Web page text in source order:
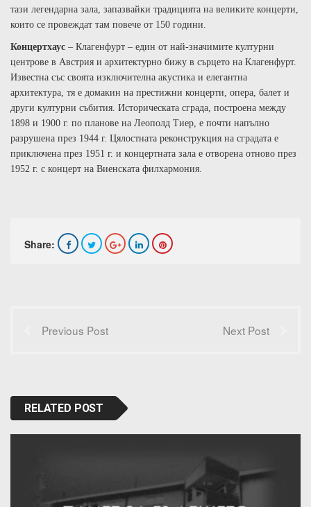
тази легендарна зала, запазвайки традицията на великите концерти,
които се провеждат там повече от 150 години.
Концертхаус – Клагенфурт – един от най-значимите културни
центрове в Австрия и архитектурно бижу в сърцето на Клагенфурт.
Известна със своята изключителна акустика и елегантна
архитектура, тя е домакин на престижни концерти , опера, балет и
други културни събития. Историческата сграда, построена между
1898 и 1900 г. по планове на Леополд Тиер, е почти напълно
разрушена през 1944 г. Цялостната реконструкция на сградата е
приключена през 1951 г. и концертната зала е отворена отново през
1952 г. с концерт на Виенската филхармония.
Share:
Previous Post Next Post
RELATED POST